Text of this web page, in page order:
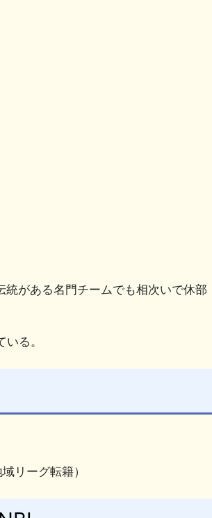
がある名門チームでも相次いで休
る。
リーグ転籍）